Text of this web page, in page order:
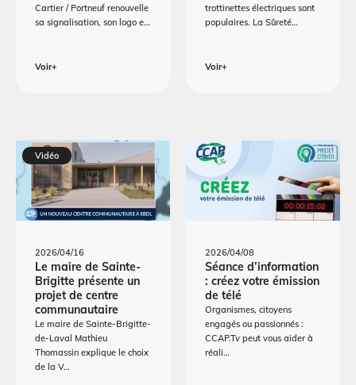
Cartier / Portneuf renouvelle
sa signalisation, son logo e…
Voir+
trottinettes électriques sont
populaires. La Sûreté…
Voir+
Vidéo
2026/04/16
Le maire de Sainte-
Brigitte présente un
projet de centre
communautaire
Le maire de Sainte-Brigitte-
de-Laval Mathieu
Thomassin explique le choix
de la V…
2026/04/08
Séance d’information
: créez votre émission
de télé
Organismes, citoyens
engagés ou passionnés :
CCAP.Tv peut vous aider à
réali…